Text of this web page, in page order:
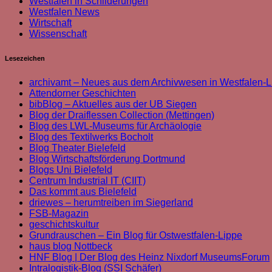
Westfalen News
Wirtschaft
Wissenschaft
Lesezeichen
archivamt – Neues aus dem Archivwesen in Westfalen-
Attendorner Geschichten
bibBlog – Aktuelles aus der UB Siegen
Blog der Draiflessen Collection (Mettingen)
Blog des LWL-Museums für Archäologie
Blog des Textilwerks Bocholt
Blog Theater Bielefeld
Blog Wirtschaftsförderung Dortmund
Blogs Uni Bielefeld
Centrum Industrial IT (CIIT)
Das kommt aus Bielefeld
driewes – herumtreiben im Siegerland
FSB-Magazin
geschichtskultur
Grundrauschen – Ein Blog für Ostwestfalen-Lippe
haus blog Nottbeck
HNF Blog | Der Blog des Heinz Nixdorf MuseumsForum
Intralogistik-Blog (SSI Schäfer)